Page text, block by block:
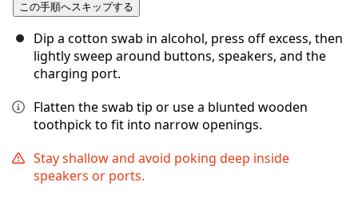
コメントを追加
この手順へスキップする
Dip a cotton swab in alcohol, press off excess, then
lightly sweep around buttons, speakers, and the
charging port.
Flatten the swab tip or use a blunted wooden
toothpick to fit into narrow openings.
Stay shallow and avoid poking deep inside
speakers or ports.